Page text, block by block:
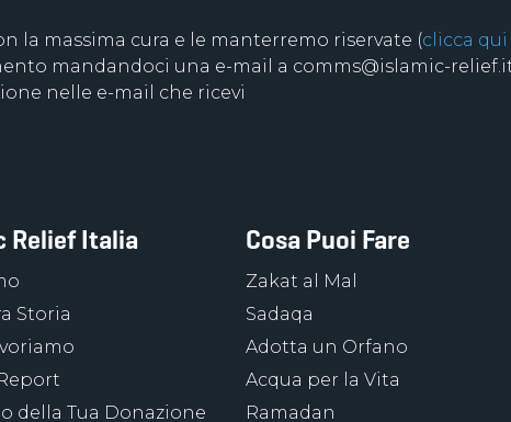
la massima cura e le manterremo riservate (clicca qui
mandandoci una e-mail a comms@islamic-
nelle e-mail che ricevi
Relief Italia
Storia
della Tua Donazione
Cosa Puoi Fare
Zakat al Mal
Sadaqa
Adotta un Orfano
Acqua per la Vita
Ramadan